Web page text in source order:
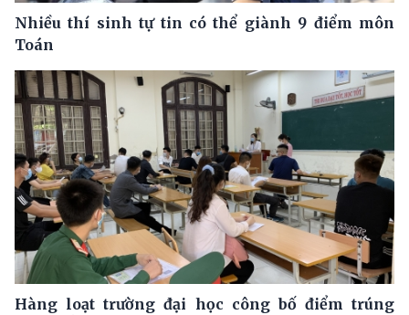
Nhiều thí sinh tự tin có thể giành 9 điểm môn
Toán
Hàng loạt trường đại học công bố điểm trúng